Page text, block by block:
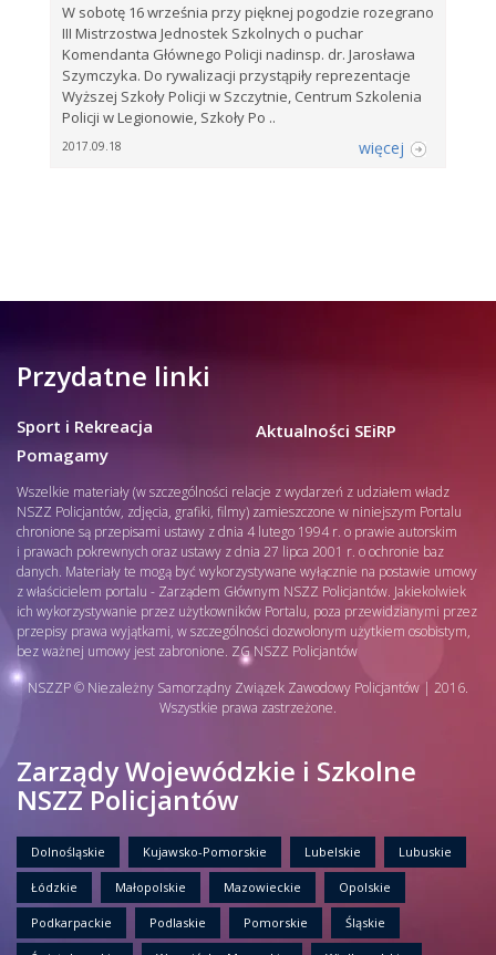
W sobotę 16 września przy pięknej pogodzie rozegrano
III Mistrzostwa Jednostek Szkolnych o puchar
Komendanta Głównego Policji nadinsp. dr. Jarosława
Szymczyka. Do rywalizacji przystąpiły reprezentacje
Wyższej Szkoły Policji w Szczytnie, Centrum Szkolenia
Policji w Legionowie, Szkoły Po ..
2017.09.18 więcej
Przydatne linki
Sport i Rekreacja
Pomagamy
Aktualności SEiRP
Wszelkie materiały (w szczególności relacje z wydarzeń z udziałem władz
NSZZ Policjantów, zdjęcia, grafiki, filmy) zamieszczone w niniejszym Portalu
chronione są przepisami ustawy z dnia 4 lutego 1994 r. o prawie autorskim
i prawach pokrewnych oraz ustawy z dnia 27 lipca 2001 r. o ochronie baz
danych. Materiały te mogą być wykorzystywane wyłącznie na postawie umowy
z właścicielem portalu - Zarządem Głównym NSZZ Policjantów. Jakiekolwiek
ich wykorzystywanie przez użytkowników Portalu, poza przewidzianymi przez
przepisy prawa wyjątkami, w szczególności dozwolonym użytkiem osobistym,
bez ważnej umowy jest zabronione. ZG NSZZ Policjantów
NSZZP © Niezależny Samorządny Związek Zawodowy Policjantów | 2016.
Wszystkie prawa zastrzeżone.
Zarządy Wojewódzkie i Szkolne
NSZZ Policjantów
Dolnośląskie Kujawsko-Pomorskie Lubelskie Lubuskie
Łódzkie Małopolskie Mazowieckie Opolskie
Podkarpackie Podlaskie Pomorskie Śląskie